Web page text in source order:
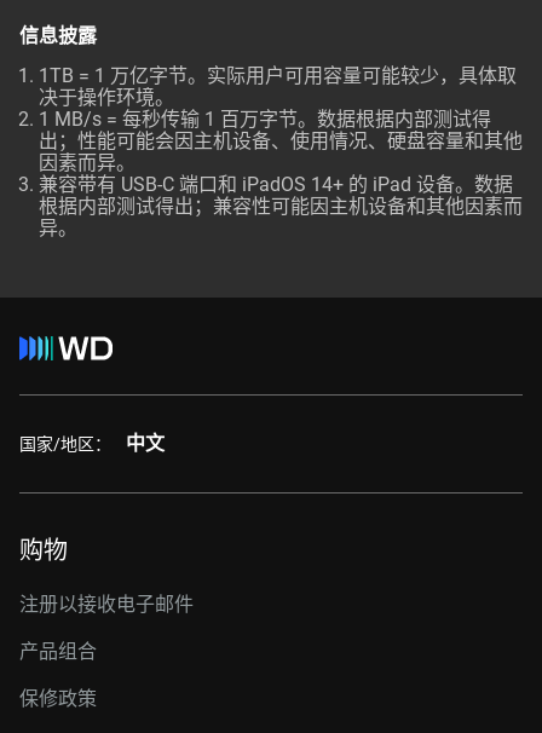
信息披露
1TB = 1 万亿字节。实际用户可用容量可能较少，具体取
决于操作环境。
1 MB/s = 每秒传输 1 百万字节。数据根据内部测试得
出；性能可能会因主机设备、使用情况、硬盘容量和其他
因素而异。
兼容带有 USB-C 端口和 iPadOS 14+ 的 iPad 设备。数据
根据内部测试得出；兼容性可能因主机设备和其他因素而
异。
国家/地区： 中文
购物
注册以接收电子邮件
产品组合
保修政策